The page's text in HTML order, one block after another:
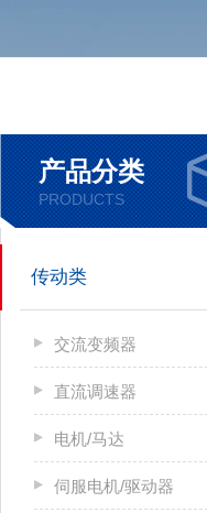
产品分类
PRODUCTS
传动类
交流变频器
直流调速器
电机/马达
伺服电机/驱动器